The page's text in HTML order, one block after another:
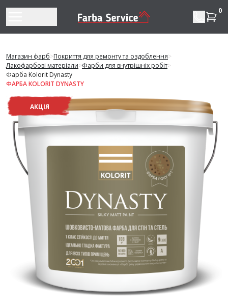
0
Магазин фарб>Покриття для ремонту та оздоблення>
Лакофарбові матеріали>Фарби для внутрішніх робіт>
Фарба Kolorit Dynasty
ФАРБА KOLORIT DYNASTY
АКЦІЯ